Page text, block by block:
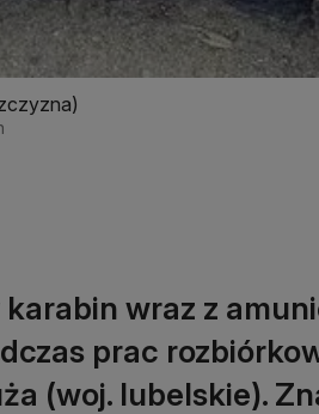
wraz z
prac
(woj. lubelskie).